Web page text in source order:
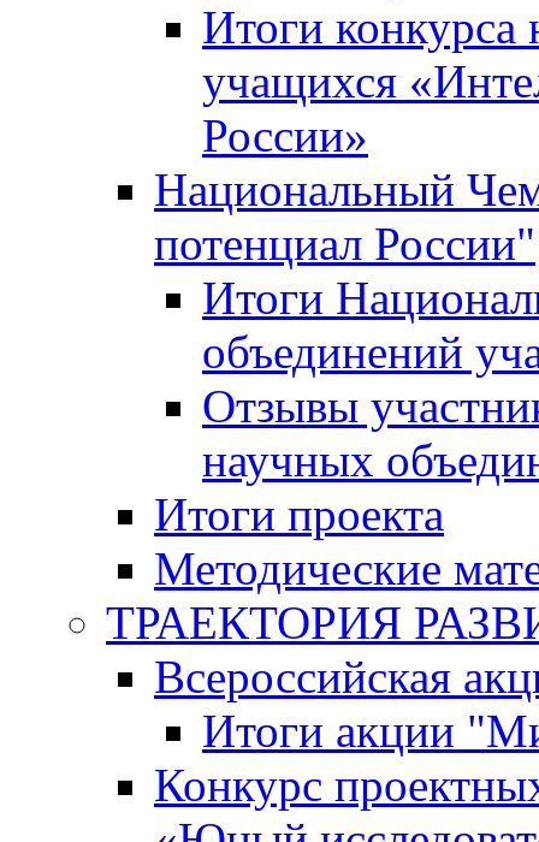
Итоги
учащихся
России»
Национальный
потенциал России"
Итоги
объединений
Отзывы
научных
Итоги проекта
Методические
ТРАЕКТОРИЯ
Всероссийская
Итоги акции
Конкурс